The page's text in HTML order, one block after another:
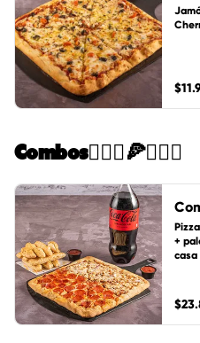
Combos🙋🏻‍♀️🍕🙋🏻‍♂️
+
casa